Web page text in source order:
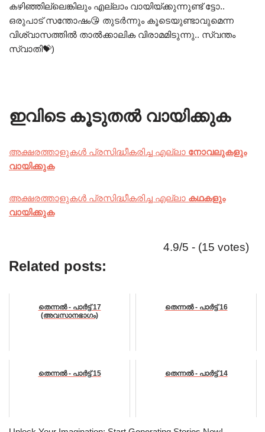
കഴിഞ്ഞില്ലെങ്കിലും എല്ലാം വായിയ്ക്കുന്നുണ്ട് ട്ടോ..
ഒരുപാട് സന്തോഷം😘 തുടർന്നും കൂടെയുണ്ടാവുമെന്ന
വിശ്വാസത്തിൽ താൽക്കാലിക വിരാമമിടുന്നു.. സ്വന്തം
സ്വാതി💝)
ഇവിടെ കൂടുതൽ വായിക്കുക
അക്ഷരത്താളുകൾ പ്രസിദ്ധീകരിച്ച എല്ലാ നോവലുകളും
വായിക്കുക
അക്ഷരത്താളുകൾ പ്രസിദ്ധീകരിച്ച എല്ലാ കഥകളും
വായിക്കുക
4.9/5 - (15 votes)
Related posts:
തെന്നൽ - പാർട്ട് 17
(അവസാനഭാഗം)
തെന്നൽ - പാർട്ട് 16
തെന്നൽ - പാർട്ട് 15 തെന്നൽ - പാർട്ട് 14